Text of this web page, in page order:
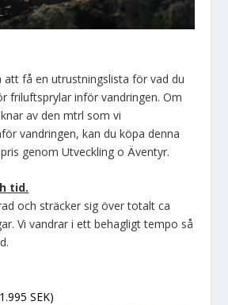
att få en utrustningslista för vad du
friluftsprylar inför vandringen. Om
av den mtrl som vi
vandringen, kan du köpa denna
genom Utveckling o Äventyr.
tid.
och sträcker sig över totalt ca
Vi vandrar i ett behagligt tempo så
SEK)